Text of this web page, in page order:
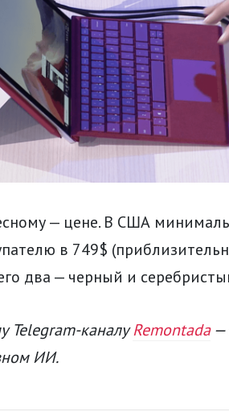
— цене. В США
в 749$
два — черный и
Telegram-каналуRemontada—
ИИ.